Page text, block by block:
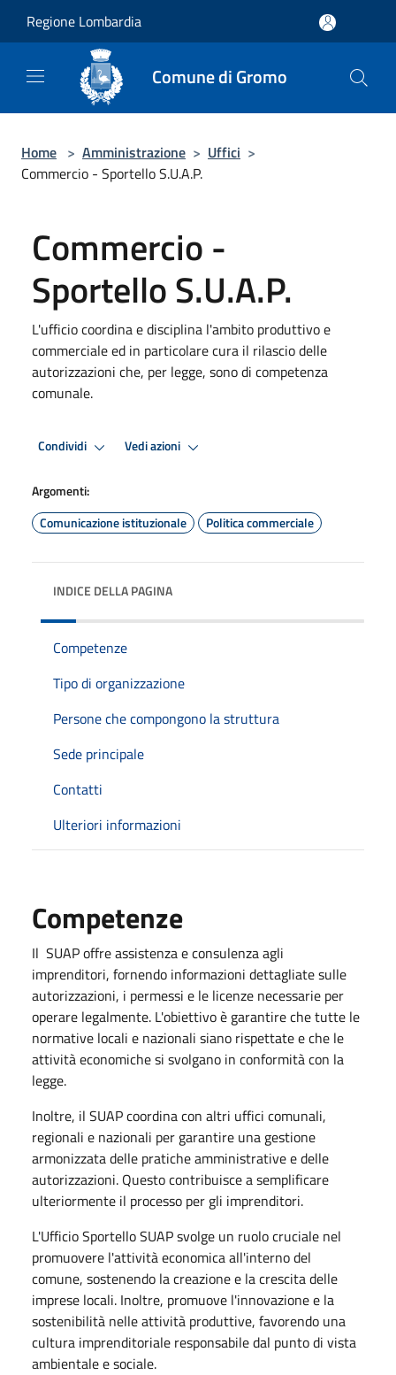
Regione Lombardia
Comune di Gromo
Home > Amministrazione > Uffici >
Commercio - Sportello S.U.A.P.
Commercio -
Sportello S.U.A.P.
L'ufficio coordina e disciplina l'ambito produttivo e
commerciale ed in particolare cura il rilascio delle
autorizzazioni che, per legge, sono di competenza
comunale.
Condividi Vedi azioni
Argomenti:
Comunicazione istituzionale
Politica commerciale
INDICE DELLA PAGINA
Competenze
Tipo di organizzazione
Persone che compongono la struttura
Sede principale
Contatti
Ulteriori informazioni
Competenze
Il SUAP offre assistenza e consulenza agli
imprenditori, fornendo informazioni dettagliate sulle
autorizzazioni, i permessi e le licenze necessarie per
operare legalmente. L'obiettivo è garantire che tutte le
normative locali e nazionali siano rispettate e che le
attività economiche si svolgano in conformità con la
legge.
Inoltre, il SUAP coordina con altri uffici comunali,
regionali e nazionali per garantire una gestione
armonizzata delle pratiche amministrative e delle
autorizzazioni. Questo contribuisce a semplificare
ulteriormente il processo per gli imprenditori.
L'Ufficio Sportello SUAP svolge un ruolo cruciale nel
promuovere l'attività economica all'interno del
comune, sostenendo la creazione e la crescita delle
imprese locali. Inoltre, promuove l'innovazione e la
sostenibilità nelle attività produttive, favorendo una
cultura imprenditoriale responsabile dal punto di vista
ambientale e sociale.